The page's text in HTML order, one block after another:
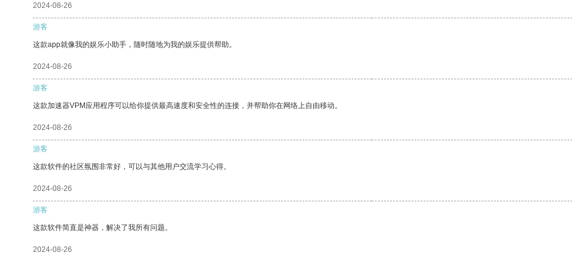
2024-08-26
游客
这款app就像我的娱乐小助手，随时随地为我的娱乐提供帮助。
2024-08-26
游客
这款加速器VPM应用程序可以给你提供最高速度和安全性的连接，并帮助你在网络上自由移动。
2024-08-26
游客
这款软件的社区氛围非常好，可以与其他用户交流学习心得。
2024-08-26
游客
这款软件简直是神器，解决了我所有问题。
2024-08-26